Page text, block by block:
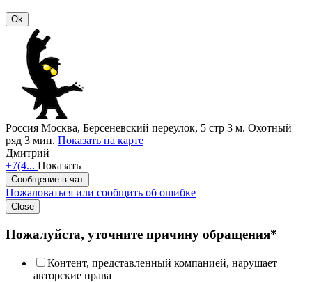
Ok
Россия Москва, Берсеневский переулок, 5 стр 3 м. Охотный
ряд 3 мин. Показать на карте
Дмитрий
+7(4... Показать
Сообщение в чат
Пожаловаться или сообщить об ошибке
Close
Пожалуйста, уточните причину обращения*
Контент, представленный компанией, нарушает
авторские права